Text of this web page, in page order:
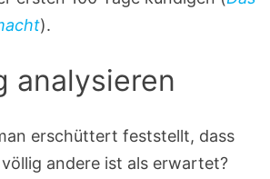
).
analysieren
erschüttert feststellt, dass
andere ist als erwartet?